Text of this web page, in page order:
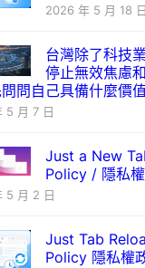
2026 年 5 月 18 日
台灣除了科技
停止無效焦慮
問自己具備什麼價
5 月 7 日
Just a New
Policy / 隱私
5 月 2 日
Just Tab
Policy 隱私權